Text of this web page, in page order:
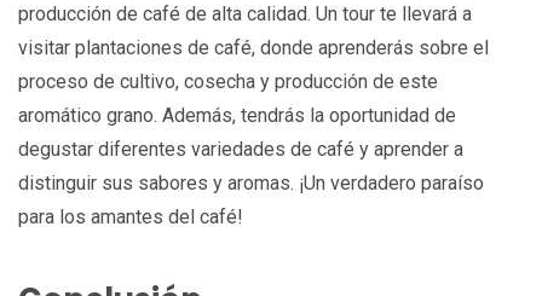
producción de café de alta calidad. Un tour te llevará a
visitar plantaciones de café, donde aprenderás sobre el
proceso de cultivo, cosecha y producción de este
aromático grano. Además, tendrás la oportunidad de
degustar diferentes variedades de café y aprender a
distinguir sus sabores y aromas. ¡Un verdadero paraíso
para los amantes del café!